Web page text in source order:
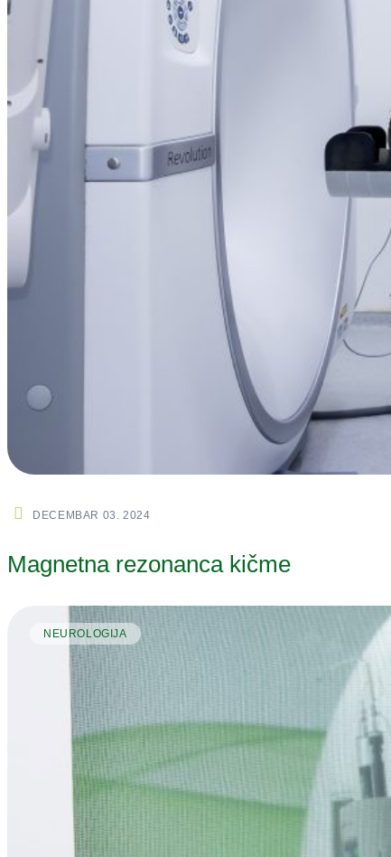
DECEMBAR 03. 2024
Magnetna rezonanca kičme
NEUROLOGIJA